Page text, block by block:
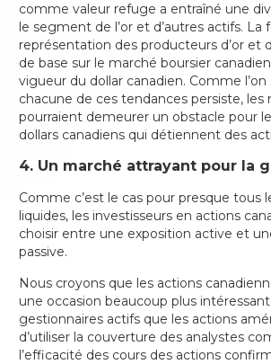
comme valeur refuge a entraîné une
le segment de l’or et d’autres actifs. La
représentation des producteurs d’or et
de base sur le marché boursier
vigueur du dollar canadien. Comme l’on
chacune de ces tendances persiste, les
pourraient demeurer un obstacle pour
dollars canadiens qui détiennent des
4. Un marché attrayant pour la
Comme c’est le cas pour presque tous
liquides, les investisseurs en actions
choisir entre une exposition active et
passive.
Nous croyons que les actions
une occasion beaucoup plus
gestionnaires actifs que les actions
d’utiliser la couverture des analystes
l’efficacité des cours des actions